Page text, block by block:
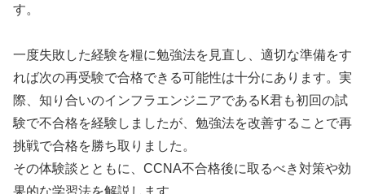
す。
一度失敗した経験を糧に勉強法を見直し、適切な準備をす
れば次の再受験で合格できる可能性は十分にあります。実
際、知り合いのインフラエンジニアであるK君も初回の試
験で不合格を経験しましたが、勉強法を改善することで再
挑戦で合格を勝ち取りました。
その体験談とともに、CCNA不合格後に取るべき対策や効
果的な学習法を解説します。